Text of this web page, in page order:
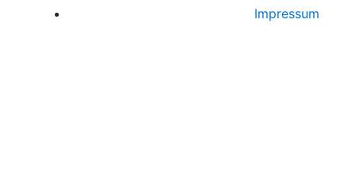
Impressum